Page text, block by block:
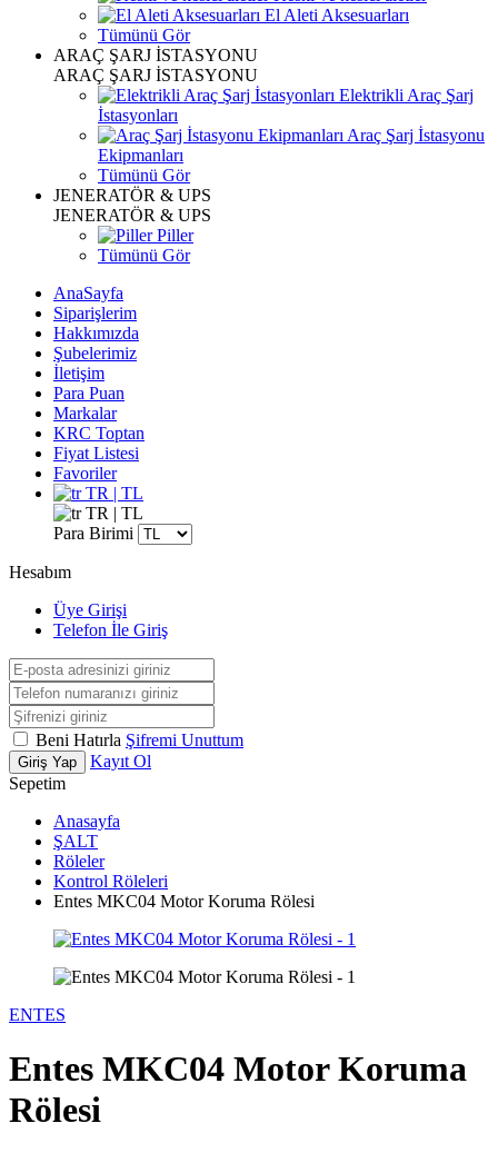
El Aleti Aksesuarları
Tümünü Gör
ARAÇ ŞARJ İSTASYONU
ARAÇ ŞARJ İSTASYONU
Elektrikli Araç Şarj
İstasyonları
Araç Şarj İstasyonu
Ekipmanları
Tümünü Gör
JENERATÖR & UPS
JENERATÖR & UPS
Piller
Tümünü Gör
AnaSayfa
Siparişlerim
Hakkımızda
Şubelerimiz
İletişim
Para Puan
Markalar
KRC Toptan
Fiyat Listesi
Favoriler
TR | TL
TR | TL
Para Birimi
Hesabım
Üye Girişi
Telefon İle Giriş
Beni Hatırla Şifremi Unuttum
Giriş Yap
Kayıt Ol
Sepetim
Anasayfa
ŞALT
Röleler
Kontrol Röleleri
Entes MKC04 Motor Koruma Rölesi
ENTES
Entes MKC04 Motor Koruma
Rölesi